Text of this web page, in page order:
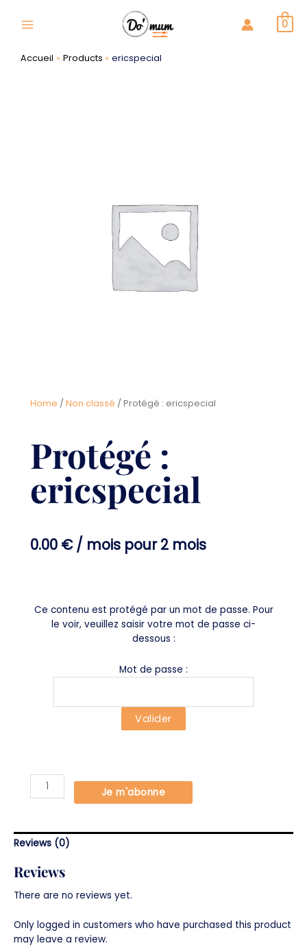
Menu
0
Accueil Products ericspecial
Home / Non classé / Protégé : ericspecial
Protégé :
ericspecial
0.00 € / mois pour 2 mois
Ce contenu est protégé par un mot de passe. Pour
le voir, veuillez saisir votre mot de passe ci-
dessous :
Mot de passe :
ericspecial
quantity
Je m'abonne
Reviews (0)
Reviews
There are no reviews yet.
Only logged in customers who have purchased this product
may leave a review.